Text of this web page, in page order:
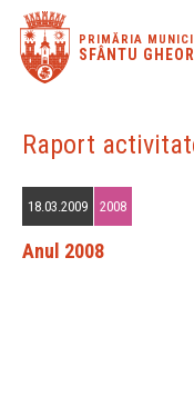
PRIMĂRIA
SFÂNTU
Raport
18.03.2009 2008
Anul 2008